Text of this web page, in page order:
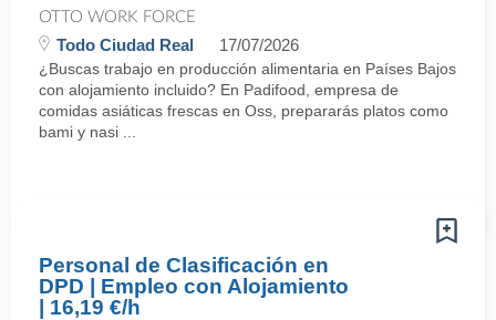
OTTO WORK FORCE
Todo Ciudad Real 17/07/2026
¿Buscas trabajo en producción alimentaria en Países Bajos
con alojamiento incluido? En Padifood, empresa de
comidas asiáticas frescas en Oss, prepararás platos como
bami y nasi ...
Personal de Clasificación en
DPD | Empleo con Alojamiento
| 16,19 €/h